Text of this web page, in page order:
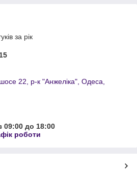
за рік
22, р-к "Анжеліка", Одеса,
09:00 до 18:00
роботи